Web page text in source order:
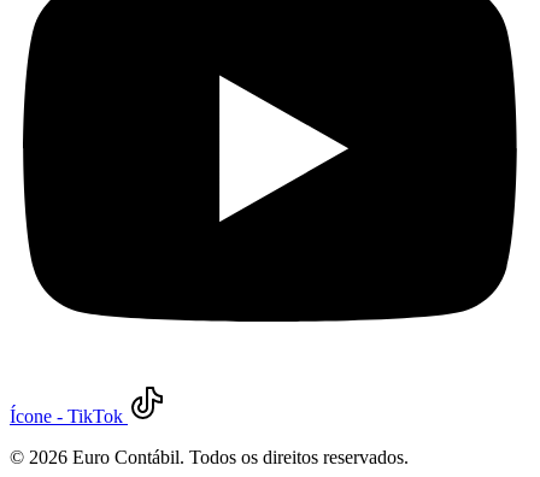
Ícone - TikTok
© 2026 Euro Contábil. Todos os direitos reservados.